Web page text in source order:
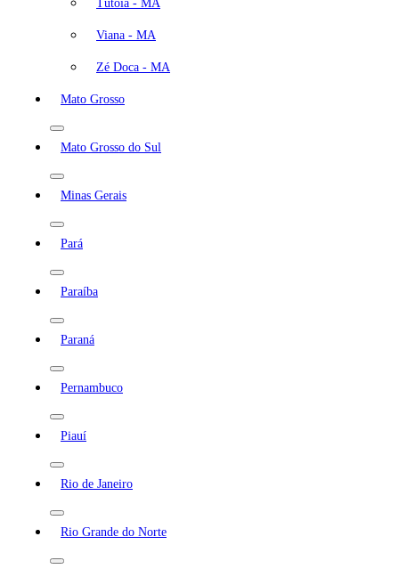
Tutóia - MA
Viana - MA
Zé Doca - MA
Mato Grosso
Mato Grosso do Sul
Minas Gerais
Pará
Paraíba
Paraná
Pernambuco
Piauí
Rio de Janeiro
Rio Grande do Norte